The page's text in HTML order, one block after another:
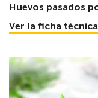
Huevos pasados
Ver la ficha técnica